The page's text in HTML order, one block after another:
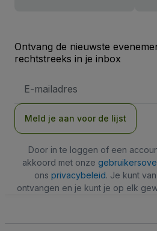
Ontvang de nieuwste
rechtstreeks in je inbox
mailadres
Meld je aan voor de lijst
Door in te loggen of een
akkoord met onze
ons privacybeleid. Je kunt
ontvangen en je kunt je op elk